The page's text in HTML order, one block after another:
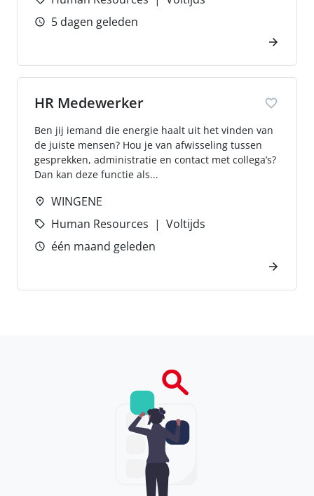
5 dagen geleden
HR Medewerker
Ben jij iemand die energie haalt uit het vinden van
de juiste mensen? Hou je van afwisseling tussen
gesprekken, administratie en contact met collega’s?
Dan kan deze functie als...
WINGENE
Human Resources
Voltijds
één maand geleden